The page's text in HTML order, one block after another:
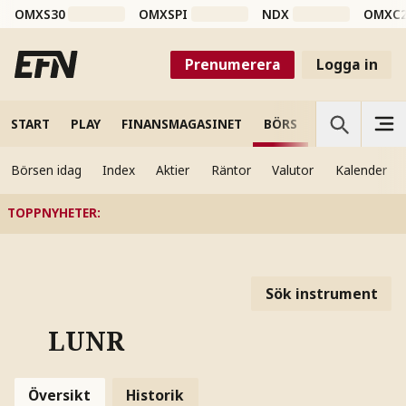
OMXS30 OMXSPI NDX
Prenumerera Logga in
START PLAY FINANSMAGASINET BÖRS VETENSKAP
Börsen idag Index Aktier Räntor Valutor Kalender
TOPPNYHETER:
Sök instrument
LUNR
Översikt Historik